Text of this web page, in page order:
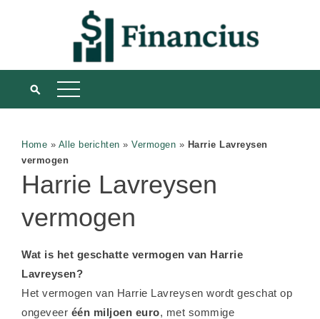
Home » Alle berichten » Vermogen » Harrie Lavreysen
vermogen
Harrie Lavreysen
vermogen
Wat is het geschatte vermogen van Harrie
Lavreysen?
Het vermogen van Harrie Lavreysen wordt geschat op
ongeveer één miljoen euro, met sommige